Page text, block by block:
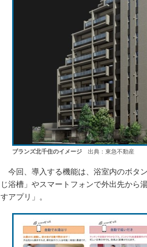
ブランズ北千住のイメージ出典：東急不動産
今回、導入する機能は、浴室内のボタ
じ浴槽」やスマートフォンで外出先から
すアプリ」。